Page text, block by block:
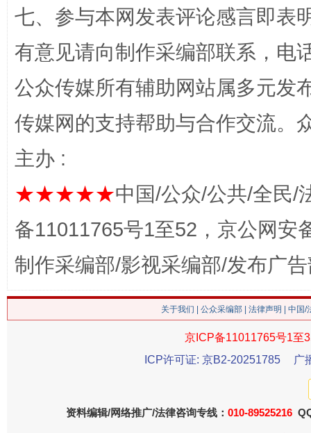
习近平的博鳌关键词
魏明
生
七、参与本网发表评论感言即表
有意见请向制作采编部联系，电
公众传媒所有辅助网站属多元发
传媒网的支持帮助与合作交流。
主办 :
★★★★★中国/公众/公共/全民/
备11011765号1至52，京公网安
制作采编部/影视采编部/发布广
关于我们 公众采编部 法律声明 | 中国
京ICP备11011765号1至
ICP许可证: 京B2-20251785
广
资料编辑/网络推广/法律咨询专线： 010-89525216